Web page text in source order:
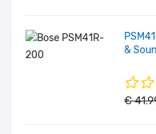
&
€